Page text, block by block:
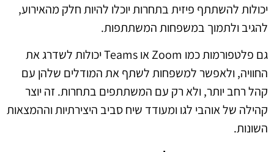
יכולות להשתתף פיזית בתחרות יוכלו להיות חלק מהאירוע,
להגיב ולתמוך במשפחות המשתתפות.
גם פלטפורמות כמו Zoom או Teams יכולות לשדרג את
החוויה, ולאפשר למשפחות לשתף את המודלים שלהן עם
קהל רחב יותר, ולא רק עם המשתתפים בתחרות. זה יוצר
קהילה של אוהבי לגו ומעודד שיח סביב היצירתיות וההמצאות
השונות.